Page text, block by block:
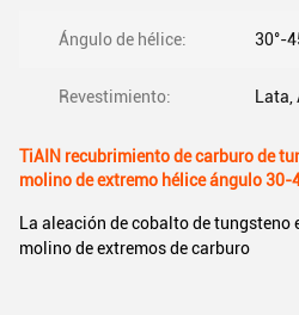
Ángulo de hélice: 30°-
Revestimiento: Lata,
TiAIN recubrimiento de carburo de
molino de extremo hélice ángulo 30-
La aleación de cobalto de tungsteno
molino de extremos de carburo